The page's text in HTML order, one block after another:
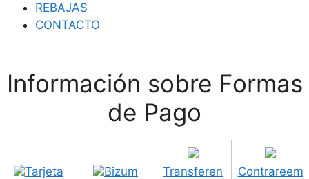
REBAJAS
CONTACTO
Información sobre Formas
de Pago
Tarjeta Bizum
Transferen
Contrareem